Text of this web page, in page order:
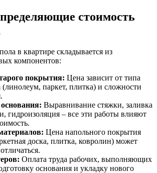
стоимость
в квартире складывается из
компонентов:
покрытия: Цена зависит от типа
(линолеум, паркет, плитка) и сложности
Выравнивание стяжки, заливка
гидроизоляция – все эти работы влияют
Цена напольного покрытия
доска, плитка, ковролин) может
Оплата труда рабочих, выполняющих
основания и укладку нового